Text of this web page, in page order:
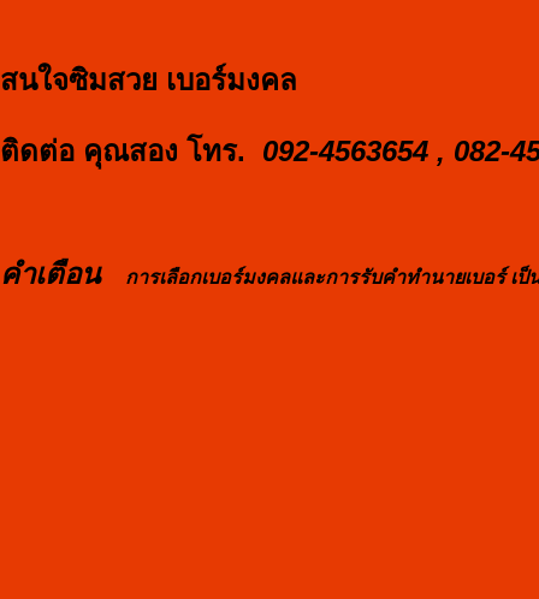
สนใจซิมสวย เบอร์มงคล
ติดต่อ คุณสอง โทร. 092-4563654 , 082-
คำเตือน การเลือกเบอร์มงคลและการรับคำทำนายเบอร์